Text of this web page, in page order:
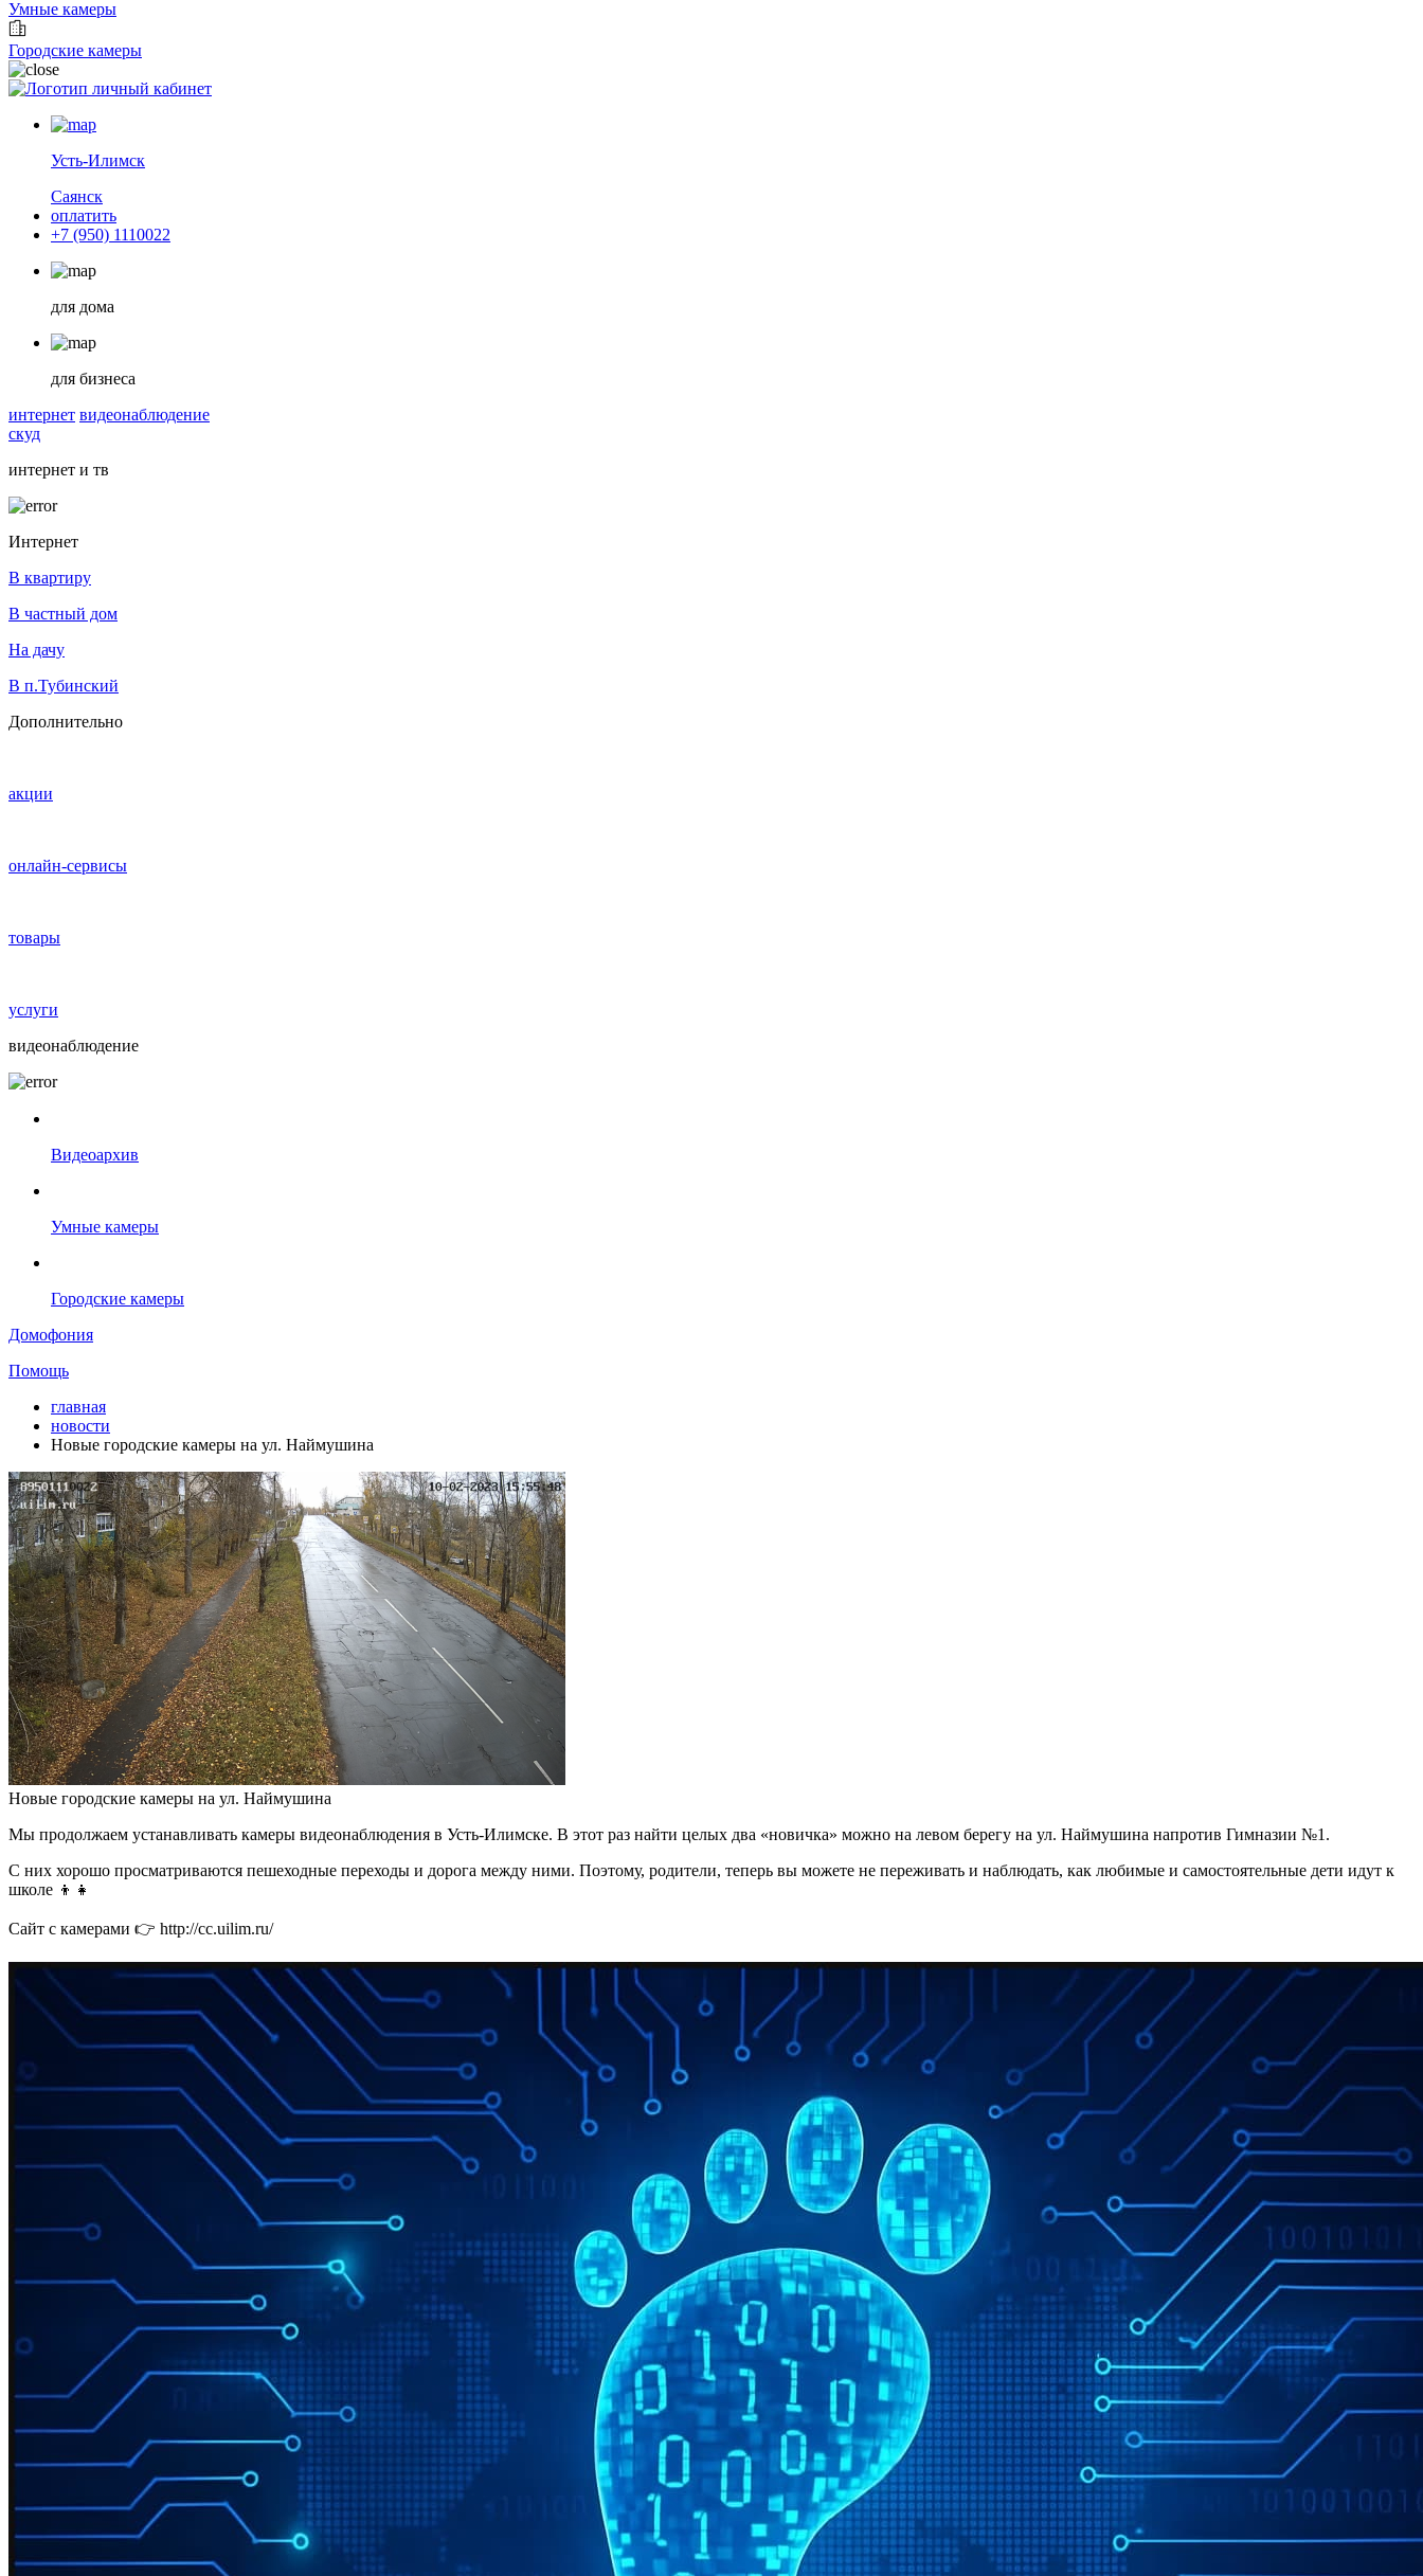
Умные камеры
Городские камеры
личный кабинет
Усть-Илимск
Саянск
оплатить
+7 (950) 1110022
для дома
для бизнеса
интернет видеонаблюдение
скуд
интернет и тв
Интернет
В квартиру
В частный дом
На дачу
В п.Тубинский
Дополнительно
акции
онлайн-сервисы
товары
услуги
видеонаблюдение
Видеоархив
Умные камеры
Городские камеры
Домофония
Помощь
главная
новости
Новые городские камеры на ул. Наймушина
Новые городские камеры на ул. Наймушина
Мы продолжаем устанавливать камеры видеонаблюдения в Усть-Илимске. В этот раз найти целых два «новичка» можно на левом берегу на ул. Наймушина напротив Гимназии №1.
С них хорошо просматриваются пешеходные переходы и дорога между ними. Поэтому, родители, теперь вы можете не переживать и наблюдать, как любимые и самостоятельные дети идут к
школе 👦👧
Сайт с камерами 👉 http://cc.uilim.ru/